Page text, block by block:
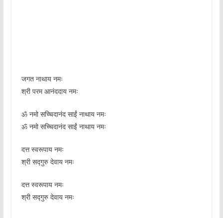
जगत नाथाय नमः
श्री परम आनंददाय नमः
ॐ नमो सच्चिदानंद साईं नाथाय नमः
ॐ नमो सच्चिदानंद साईं नाथाय नमः
दत्त स्वरूपाय नमः
श्री सद्गुरु देवाय नमः
दत्त स्वरूपाय नमः
श्री सद्गुरु देवाय नमः